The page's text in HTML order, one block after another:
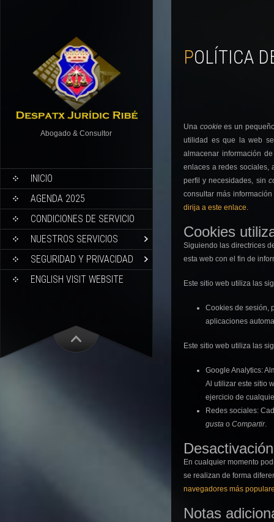
Abogado & Consultor
INICIO
AGENDA 2025
CONDICIONES DE SERVICIO
NUESTROS SERVICIOS
SEGURIDAD Y PRIVACIDAD
ENGLISH VISIT WEBSITE
POLÍTICA
Una cookiees un
utilidad es que la web
almacenar información
enlaces a redes sociales,
perfil y necesidades, sin
consultar más
dirija a este enlace.
Cookies
Siguiendo las directrices
esta web con el fin de
Este sitio web utiliza las
Cookies de sesión,
aplicaciones
Este sitio web utiliza las
Google Analytics:
Al utilizar este sitio
ejercicio de
Redes sociales:
gusta o Compartir.
En cualquier momento
se realizan de forma
navegadores más
Notas